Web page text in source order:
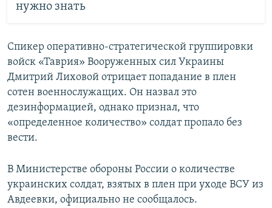
нужно знать
Спикер оперативно-стратегической группировки
войск «Таврия» Вооруженных сил Украины
Дмитрий Лиховой отрицает попадание в плен
сотен военнослужащих. Он назвал это
дезинформацией, однако признал, что
«определенное количество» солдат пропало без
вести.
В Министерстве обороны России о количестве
украинских солдат, взятых в плен при уходе ВСУ из
Авдеевки, официально не сообщалось.